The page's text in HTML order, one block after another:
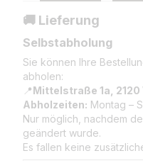
🚚 Lieferung
Selbstabholung
Sie können Ihre
abholen:
📍Mittelstraße 1a,
Abholzeiten: Montag –
Nur möglich, nachdem
geändert wurde.
Es fallen keine